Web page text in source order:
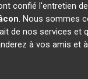
confié l'entretien
. Nous sommes
de nos services et
à vos amis et